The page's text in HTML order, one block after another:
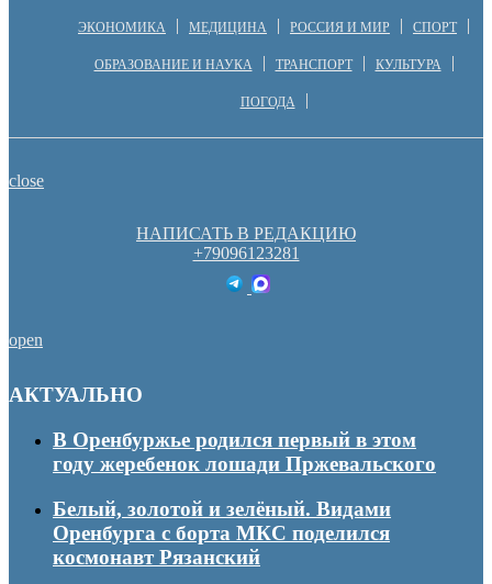
ЭКОНОМИКА МЕДИЦИНА РОССИЯ И МИР СПОРТ
ОБРАЗОВАНИЕ И НАУКА ТРАНСПОРТ КУЛЬТУРА
ПОГОДА
close
НАПИСАТЬ В РЕДАКЦИЮ
+79096123281
open
АКТУАЛЬНО
В Оренбуржье родился первый в этом
году жеребенок лошади Пржевальского
Белый, золотой и зелёный. Видами
Оренбурга с борта МКС поделился
космонавт Рязанский